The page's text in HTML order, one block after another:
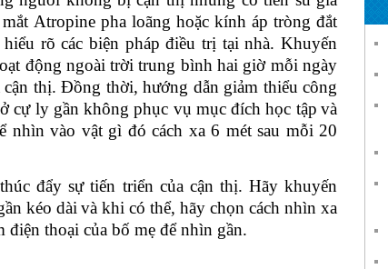
Atropine pha loãng hoặc kính áp tròng đắt
rõ các biện pháp điều trị tại nhà. Khuyến
động ngoài trời trung bình hai giờ mỗi ngày
thị. Đồng thời, hướng dẫn giảm thiểu công
cự ly gần không phục vụ mục đích học tập và
vào vật gì đó cách xa 6 mét sau mỗi 20
đẩy sự tiến triển của cận thị. Hãy khuyến
kéo dài và khi có thể, hãy chọn cách nhìn xa
thoại của bố mẹ để nhìn gần.